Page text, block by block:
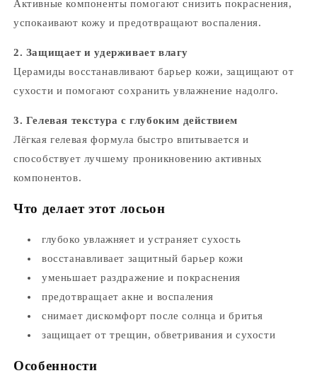
Активные компоненты помогают снизить покраснения,
успокаивают кожу и предотвращают воспаления.
2. Защищает и удерживает влагу
Церамиды восстанавливают барьер кожи, защищают от
сухости и помогают сохранить увлажнение надолго.
3. Гелевая текстура с глубоким действием
Лёгкая гелевая формула быстро впитывается и
способствует лучшему проникновению активных
компонентов.
Что делает этот лосьон
глубоко увлажняет и устраняет сухость
восстанавливает защитный барьер кожи
уменьшает раздражение и покраснения
предотвращает акне и воспаления
снимает дискомфорт после солнца и бритья
защищает от трещин, обветривания и сухости
Особенности